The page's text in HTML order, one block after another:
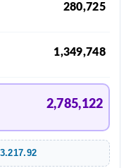
280,725
1,349,748
2,785,122